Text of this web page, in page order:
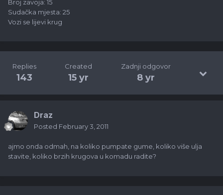
Broj zavoja: 15
Sudačka mjesta: 25
Vozi se lijevi krug
Replies
143
Created
15 yr
Zadnji odgovor
8 yr
Draz
Posted February 3, 2011
ajmo onda odmah, na koliko pumpate gume, koliko više ulja
stavite, koliko brzih krugova u komadu radite?